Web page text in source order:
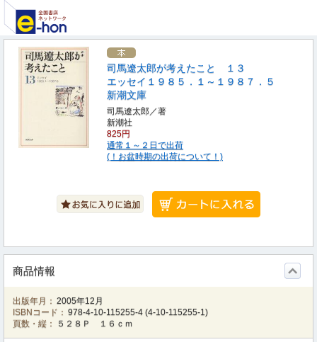
司馬遼太郎が考えたこと １３
エッセイ１９８５．１～１９８７．５
新潮文庫
司馬遼太郎／著
新潮社
825円
通常１～２日で出荷
(！お盆時期の出荷について！)
商品情報
出版年月： 2005年12月
ISBNコード： 978-4-10-115255-4 (4-10-115255-1)
頁数・縦：
５２８Ｐ １６ｃｍ